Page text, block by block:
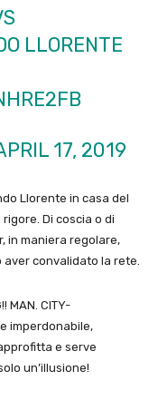
LLORENTE
17, 2019
Llorente in casa del
Di coscia o di
in maniera regolare,
convalidato la rete.
MAN. CITY-
imperdonabile,
e serve
un’illusione!